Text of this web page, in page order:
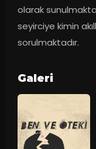
olarak
seyirciye kimin
sorulmaktadır.
Galeri